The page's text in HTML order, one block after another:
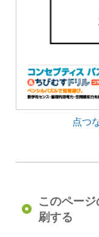
点つ
このペー
刷する